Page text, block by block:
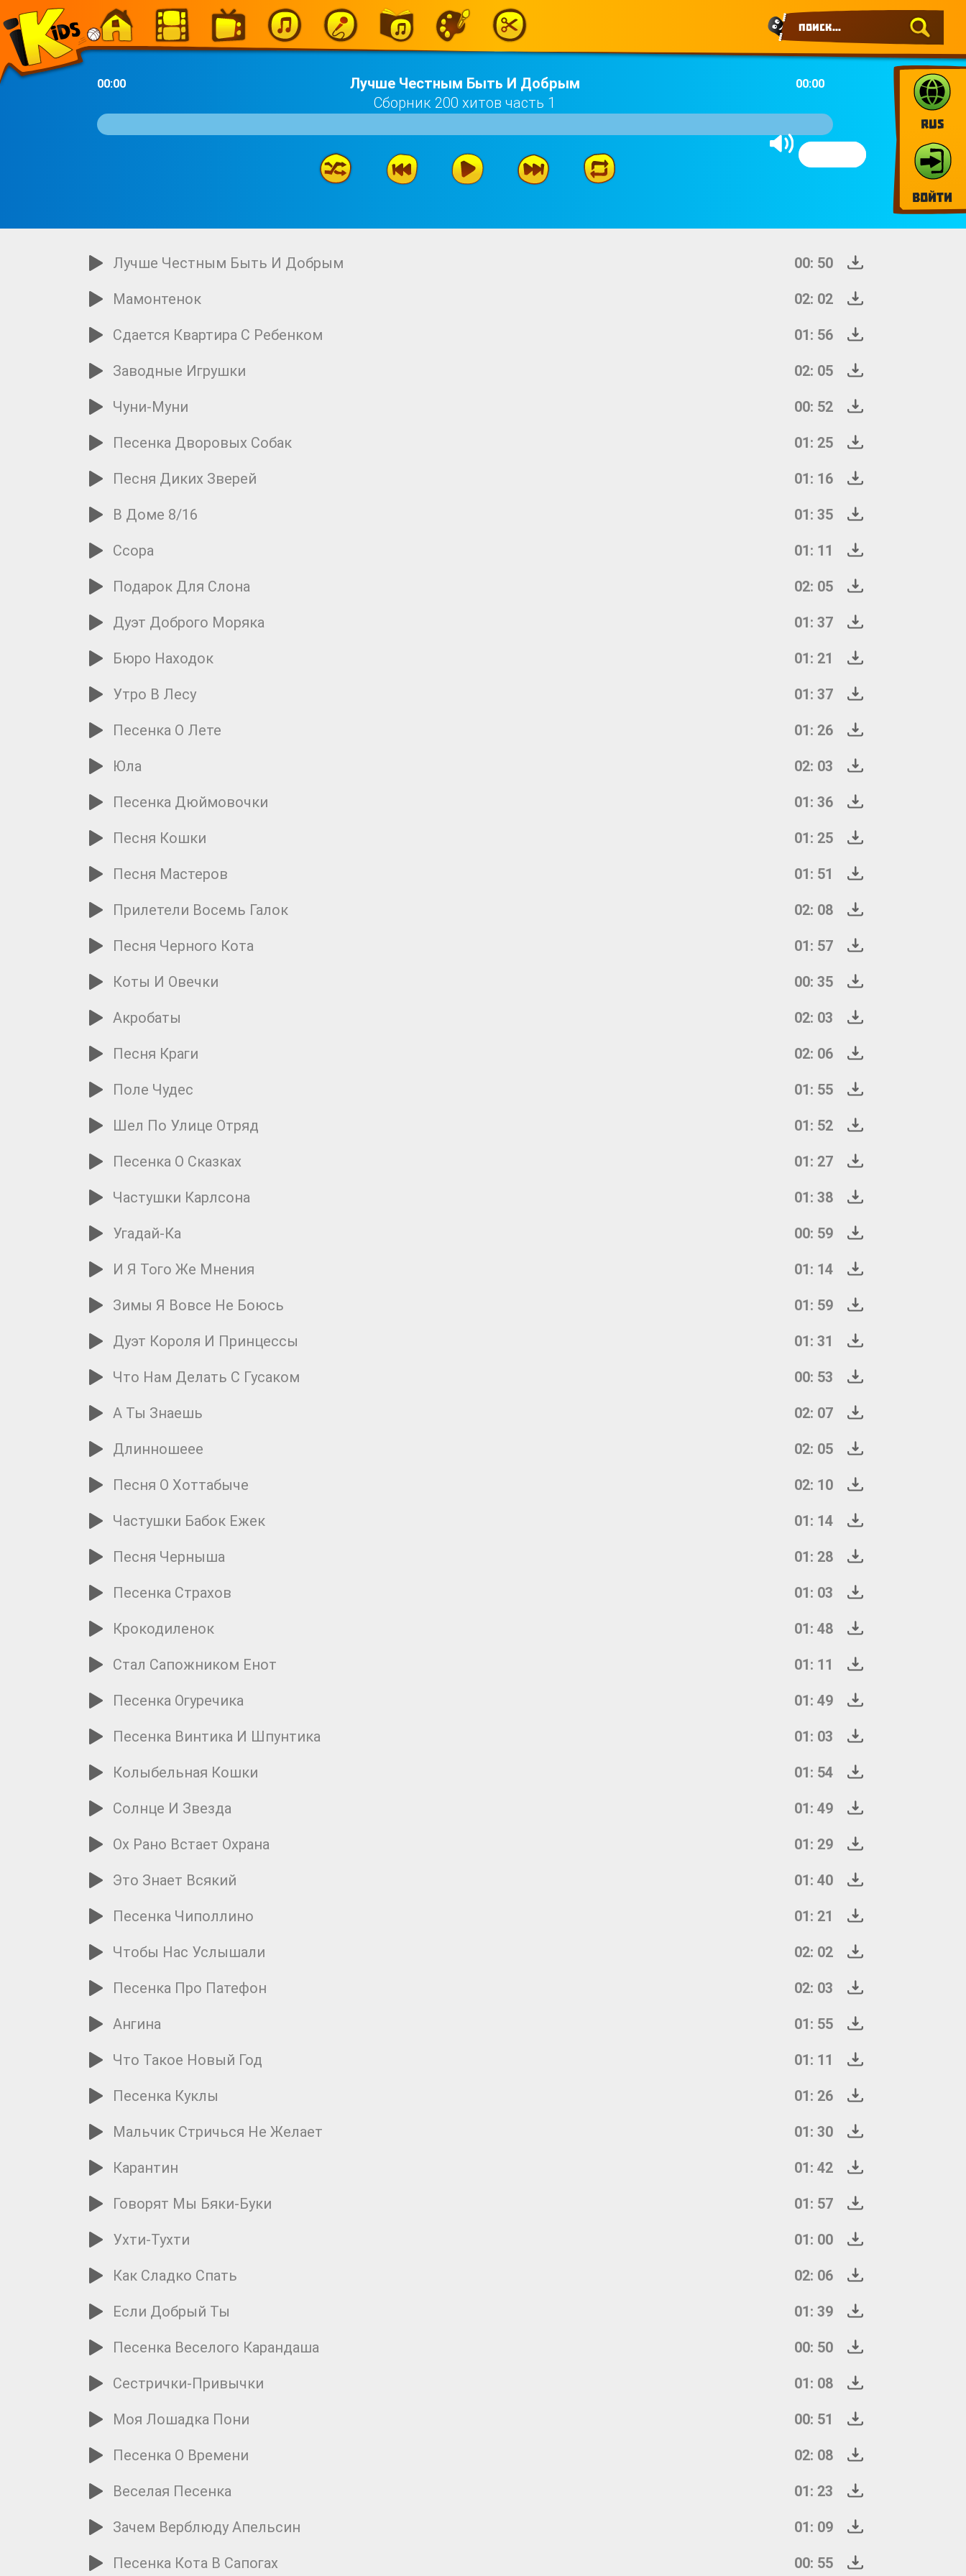
RUS
Войти
00:00
Лучше Честным Быть И Добрым
Сборник 200 хитов часть 1
00:00
Лучше Честным Быть И Добрым
00: 50
Мамонтенок
02: 02
Сдается Квартира С Ребенком
01: 56
Заводные Игрушки
02: 05
Чуни-Муни
00: 52
Песенка Дворовых Собак
01: 25
Песня Диких Зверей
01: 16
В Доме 8/16
01: 35
Ссора
01: 11
Подарок Для Слона
02: 05
Дуэт Доброго Моряка
01: 37
Бюро Находок
01: 21
Утро В Лесу
01: 37
Песенка О Лете
01: 26
Юла
02: 03
Песенка Дюймовочки
01: 36
Песня Кошки
01: 25
Песня Мастеров
01: 51
Прилетели Восемь Галок
02: 08
Песня Черного Кота
01: 57
Коты И Овечки
00: 35
Акробаты
02: 03
Песня Краги
02: 06
Поле Чудес
01: 55
Шел По Улице Отряд
01: 52
Песенка О Сказках
01: 27
Частушки Карлсона
01: 38
Угадай-Ка
00: 59
И Я Того Же Мнения
01: 14
Зимы Я Вовсе Не Боюсь
01: 59
Дуэт Короля И Принцессы
01: 31
Что Нам Делать С Гусаком
00: 53
А Ты Знаешь
02: 07
Длинношеее
02: 05
Песня О Хоттабыче
02: 10
Частушки Бабок Ежек
01: 14
Песня Черныша
01: 28
Песенка Страхов
01: 03
Крокодиленок
01: 48
Стал Сапожником Енот
01: 11
Песенка Огуречика
01: 49
Песенка Винтика И Шпунтика
01: 03
Колыбельная Кошки
01: 54
Солнце И Звезда
01: 49
Ох Рано Встает Охрана
01: 29
Это Знает Всякий
01: 40
Песенка Чиполлино
01: 21
Чтобы Нас Услышали
02: 02
Песенка Про Патефон
02: 03
Ангина
01: 55
Что Такое Новый Год
01: 11
Песенка Куклы
01: 26
Мальчик Стричься Не Желает
01: 30
Карантин
01: 42
Говорят Мы Бяки-Буки
01: 57
Ухти-Тухти
01: 00
Как Сладко Спать
02: 06
Если Добрый Ты
01: 39
Песенка Веселого Карандаша
00: 50
Сестрички-Привычки
01: 08
Моя Лошадка Пони
00: 51
Песенка О Времени
02: 08
Веселая Песенка
01: 23
Зачем Верблюду Апельсин
01: 09
Песенка Кота В Сапогах
00: 55